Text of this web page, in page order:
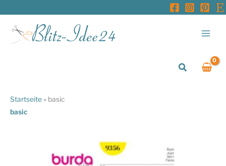
springen
Suchen
Startseite » basic
basic